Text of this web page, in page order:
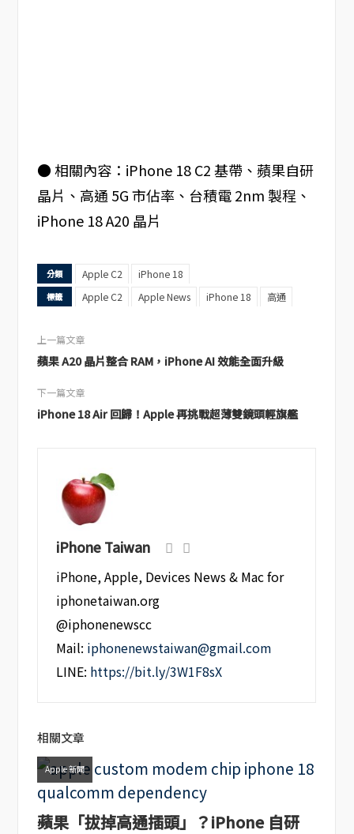
● 相關內容：iPhone 18 C2 基帶、蘋果自研
晶片、高通 5G 市佔率、台積電 2nm 製程、
iPhone 18 A20 晶片
分類 Apple C2 iPhone 18
標籤 Apple C2 Apple News iPhone 18 高通
上一篇文章
蘋果 A20 晶片整合 RAM，iPhone AI 效能全面升級
下一篇文章
iPhone 18 Air 回歸！Apple 再挑戰超薄雙鏡頭輕旗艦
iPhone Taiwan
iPhone, Apple, Devices News & Mac for
iphonetaiwan.org
@iphonenewscc
Mail: iphonenewstaiwan@gmail.com
LINE: https://bit.ly/3W1F8sX
相關文章
Apple 新聞
蘋果「拔掉高通插頭」？iPhone 自研